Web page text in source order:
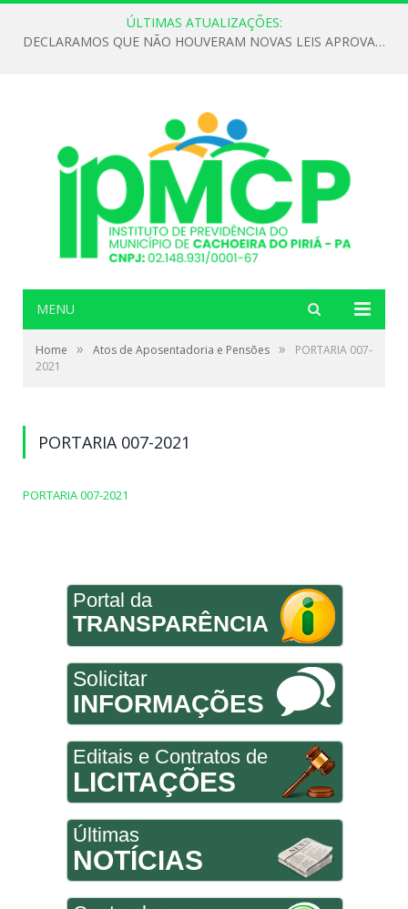
ÚLTIMAS ATUALIZAÇÕES:
DECLARAMOS QUE NÃO HOUVERAM NOVAS LEIS APROVADAS ATÉ O MOMENTO PARA O INSTITUTO DE PREVIDÊNCIA NO ANO DE 2026
MENU
Home » Atos de Aposentadoria e Pensões »
PORTARIA 007-
2021
PORTARIA 007-2021
PORTARIA 007-2021
Portal da
TRANSPARÊNCIA
Solicitar
INFORMAÇÕES
Editais e Contratos de
LICITAÇÕES
Últimas
NOTÍCIAS